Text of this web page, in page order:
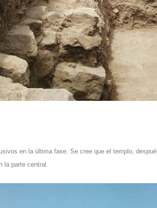
en la última fase. Se cree que el templo,
parte central.